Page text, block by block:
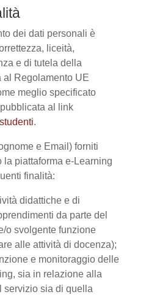
dei dati personali è
liceità,
e di tutela della
al Regolamento UE
meglio specificato
al link
.
e Email) forniti
la piattaforma e-Learning
finalità:
didattiche e di
da parte del
o svolgente funzione
alle attività di docenza);
e monitoraggio delle
sia in relazione alla
servizio sia di quella